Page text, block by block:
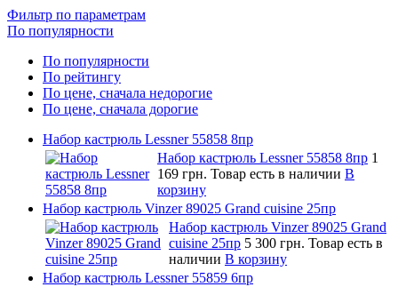
Фильтр по параметрам
По популярности
По популярности
По рейтингу
По цене, сначала недорогие
По цене, сначала дорогие
Набор кастрюль Lessner 55858 8пр
Набор кастрюль Lessner 55858 8пр 1
169 грн. Товар есть в наличии В
корзину
Набор кастрюль Vinzer 89025 Grand cuisine 25пр
Набор кастрюль Vinzer 89025 Grand
cuisine 25пр 5 300 грн. Товар есть в
наличии В корзину
Набор кастрюль Lessner 55859 6пр